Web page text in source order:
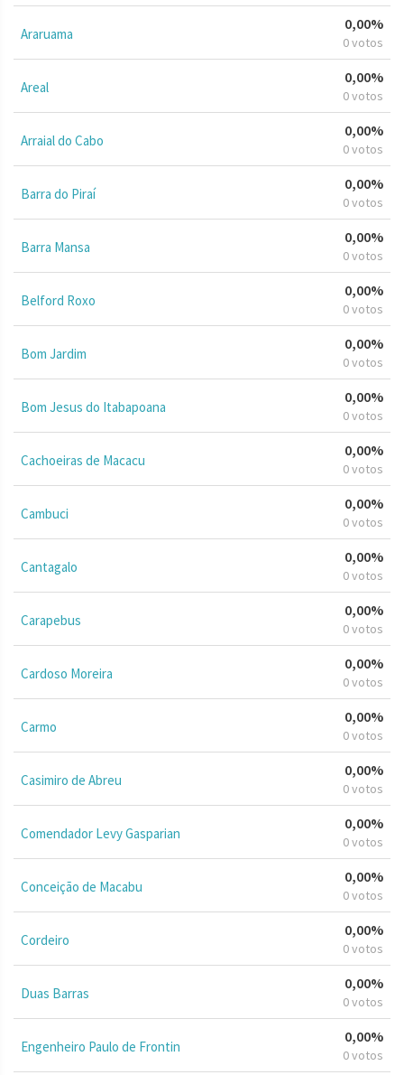
Araruama
0,00%
0 votos
Areal
0,00%
0 votos
Arraial do Cabo
0,00%
0 votos
Barra do Piraí
0,00%
0 votos
Barra Mansa
0,00%
0 votos
Belford Roxo
0,00%
0 votos
Bom Jardim
0,00%
0 votos
Bom Jesus do Itabapoana
0,00%
0 votos
Cachoeiras de Macacu
0,00%
0 votos
Cambuci
0,00%
0 votos
Cantagalo
0,00%
0 votos
Carapebus
0,00%
0 votos
Cardoso Moreira
0,00%
0 votos
Carmo
0,00%
0 votos
Casimiro de Abreu
0,00%
0 votos
Comendador Levy Gasparian
0,00%
0 votos
Conceição de Macabu
0,00%
0 votos
Cordeiro
0,00%
0 votos
Duas Barras
0,00%
0 votos
Engenheiro Paulo de Frontin
0,00%
0 votos